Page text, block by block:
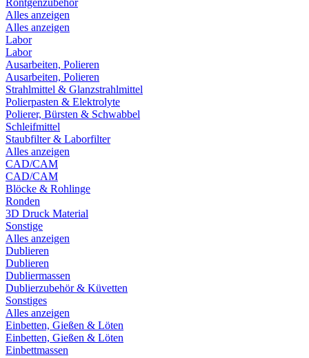
Röntgenzubehör
Alles anzeigen
Alles anzeigen
Labor
Labor
Ausarbeiten, Polieren
Ausarbeiten, Polieren
Strahlmittel & Glanzstrahlmittel
Polierpasten & Elektrolyte
Polierer, Bürsten & Schwabbel
Schleifmittel
Staubfilter & Laborfilter
Alles anzeigen
CAD/CAM
CAD/CAM
Blöcke & Rohlinge
Ronden
3D Druck Material
Sonstige
Alles anzeigen
Dublieren
Dublieren
Dubliermassen
Dublierzubehör & Küvetten
Sonstiges
Alles anzeigen
Einbetten, Gießen & Löten
Einbetten, Gießen & Löten
Einbettmassen